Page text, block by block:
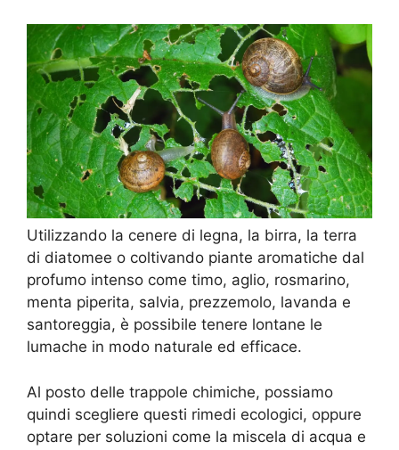
Utilizzando la cenere di legna, la birra, la terra
di diatomee o coltivando piante aromatiche dal
profumo intenso come timo, aglio, rosmarino,
menta piperita, salvia, prezzemolo, lavanda e
santoreggia, è possibile tenere lontane le
lumache in modo naturale ed efficace.
Al posto delle trappole chimiche, possiamo
quindi scegliere questi rimedi ecologici, oppure
optare per soluzioni come la miscela di acqua e